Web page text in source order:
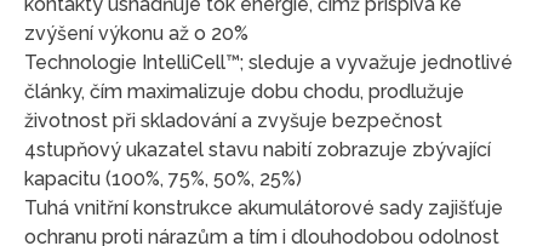
zvýšení výkonu až o 20%
Technologie IntelliCell™; sleduje a vyvažuje jednotlivé
články, čím maximalizuje dobu chodu, prodlužuje
životnost při skladování a zvyšuje bezpečnost
4stupňový ukazatel stavu nabití zobrazuje zbývající
kapacitu (100%, 75%, 50%, 25%)
Tuhá vnitřní konstrukce akumulátorové sady zajišťuje
ochranu proti nárazům a tím i dlouhodobou odolnost